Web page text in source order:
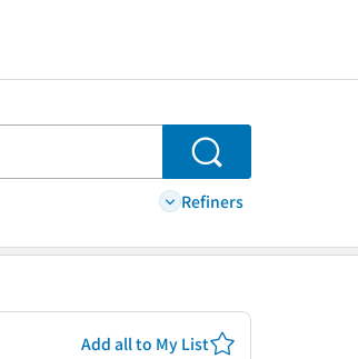
Search
Refiners
Add all to My List